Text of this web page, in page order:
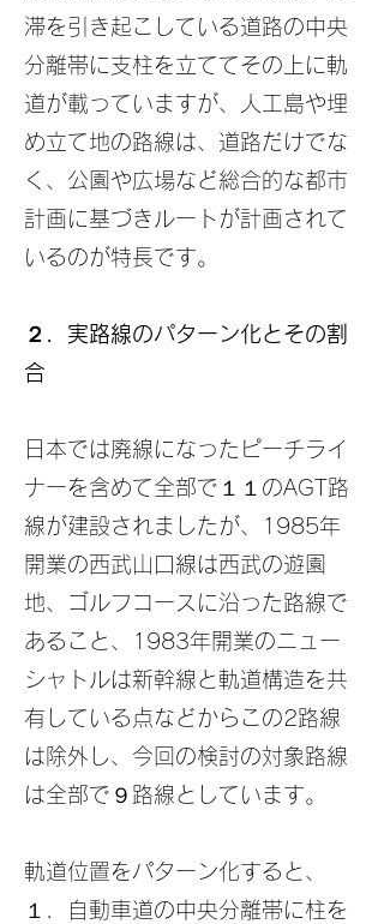
滞を引き起こしている道路の中央
分離帯に支柱を立ててその上に軌
道が載っていますが、人工島や埋
め立て地の路線は、道路だけでな
く、公園や広場など総合的な都市
計画に基づきルートが計画されて
いるのが特長です。
２．実路線のパターン化とその割
合
日本では廃線になったピーチライ
ナーを含めて全部で１１のAGT路
線が建設されましたが、1985年
開業の西武山口線は西武の遊園
地、ゴルフコースに沿った路線で
あること、1983年開業のニュー
シャトルは新幹線と軌道構造を共
有している点などからこの2路線
は除外し、今回の検討の対象路線
は全部で９路線としています。
軌道位置をパターン化すると、
１．自動車道の中央分離帯に柱を